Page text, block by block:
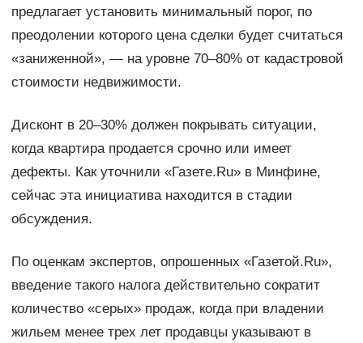
предлагает установить минимальный порог, по
преодолении которого цена сделки будет считаться
«заниженной», — на уровне 70–80% от кадастровой
стоимости недвижимости.
Дисконт в 20–30% должен покрывать ситуации,
когда квартира продается срочно или имеет
дефекты. Как уточнили «Газете.Ru» в Минфине,
сейчас эта инициатива находится в стадии
обсуждения.
По оценкам экспертов, опрошенных «Газетой.Ru»,
введение такого налога действительно сократит
количество «серых» продаж, когда при владении
жильем менее трех лет продавцы указывают в